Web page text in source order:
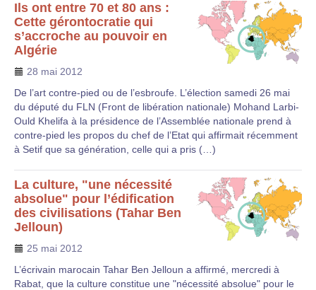
Ils ont entre 70 et 80 ans :
Cette gérontocratie qui
s’accroche au pouvoir en
Algérie
28 mai 2012
De l’art contre-pied ou de l’esbroufe. L’élection samedi 26 mai
du député du FLN (Front de libération nationale) Mohand Larbi-
Ould Khelifa à la présidence de l’Assemblée nationale prend à
contre-pied les propos du chef de l’Etat qui affirmait récemment
à Setif que sa génération, celle qui a pris (…)
La culture, "une nécessité
absolue" pour l’édification
des civilisations (Tahar Ben
Jelloun)
25 mai 2012
L’écrivain marocain Tahar Ben Jelloun a affirmé, mercredi à
Rabat, que la culture constitue une "nécessité absolue" pour le